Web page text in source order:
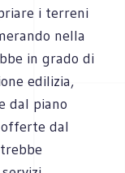
i terreni
nella
in grado di
edilizia,
dal piano
dal